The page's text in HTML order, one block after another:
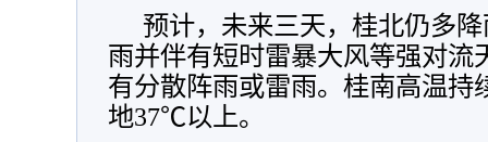
预计，未来三天，桂北仍多
雨并伴有短时雷暴大风等强对流
有分散阵雨或雷雨。桂南高温
地37℃以上。